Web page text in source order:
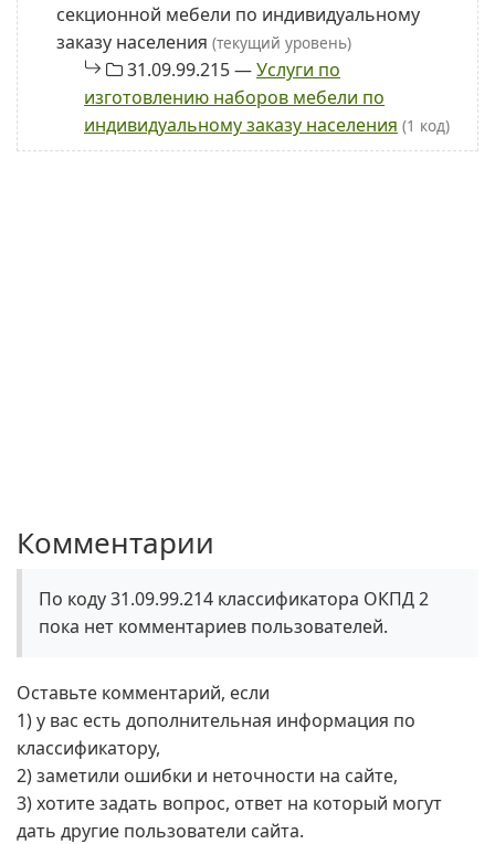
секционной мебели по индивидуальному
заказу населения (текущий уровень)
31.09.99.215 —Услуги по
изготовлению наборов мебели по
индивидуальному заказу населения (1 код)
Комментарии
По коду 31.09.99.214 классификатора ОКПД 2
пока нет комментариев пользователей.
Оставьте комментарий, если
1) у вас есть дополнительная информация по
классификатору,
2) заметили ошибки и неточности на сайте,
3) хотите задать вопрос, ответ на который могут
дать другие пользователи сайта.